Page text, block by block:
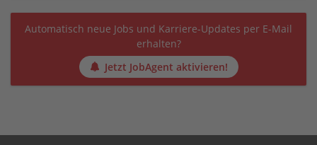
Automatisch neue Jobs und Karriere-Updates per E-Mail
erhalten?
Jetzt JobAgent aktivieren!